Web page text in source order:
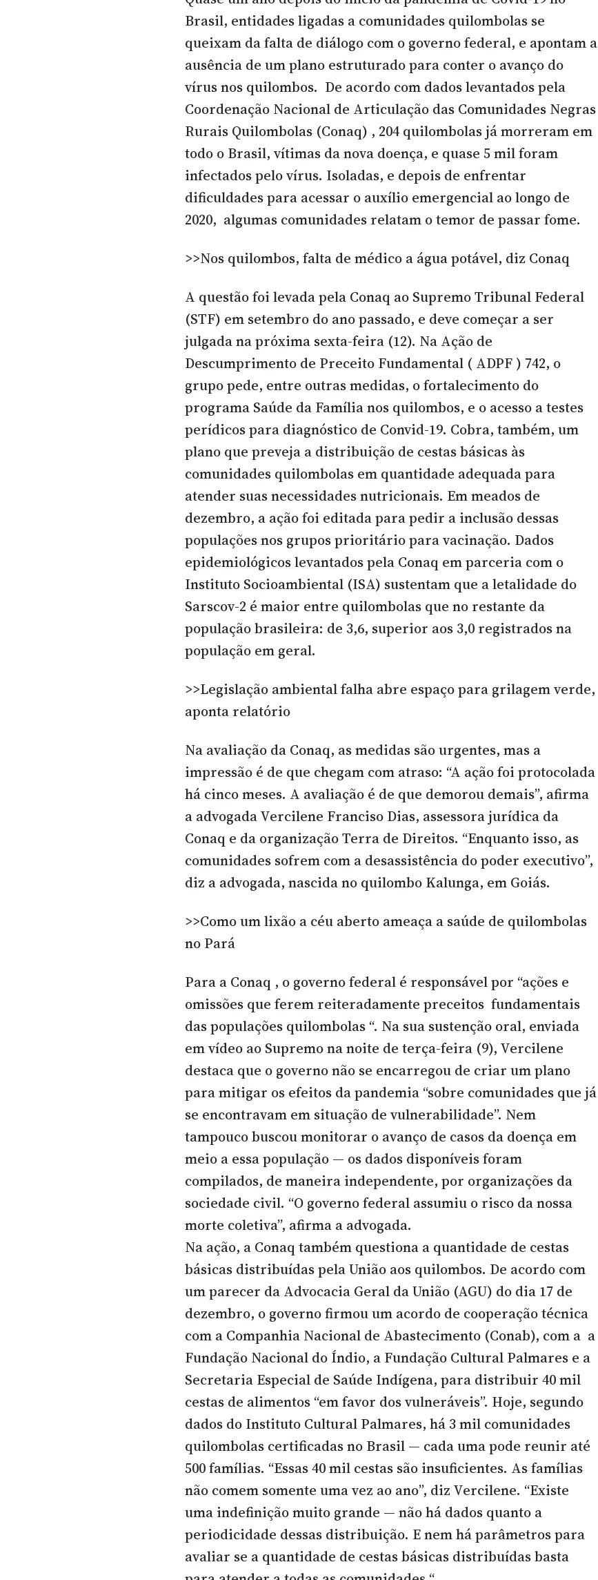
Brasil, entidades ligadas a comunidades quilombolas se
queixam da falta de diálogo com o governo federal, e apontam a
ausência de um plano estruturado para conter o avanço do
vírus nos quilombos. De acordo com dados levantados pela
Coordenação Nacional de Articulação das Comunidades Negras
Rurais Quilombolas (Conaq) , 204 quilombolas já morreram em
todo o Brasil, vítimas da nova doença, e quase 5 mil foram
infectados pelo vírus. Isoladas, e depois de enfrentar
dificuldades para acessar o auxílio emergencial ao longo de
2020, algumas comunidades relatam o temor de passar fome.
>>Nos quilombos, falta de médico a água potável, diz Conaq
A questão foi levada pela Conaq ao Supremo Tribunal Federal
(STF) em setembro do ano passado, e deve começar a ser
julgada na próxima sexta-feira (12). Na Ação de
Descumprimento de Preceito Fundamental ( ADPF ) 742, o
grupo pede, entre outras medidas, o fortalecimento do
programa Saúde da Família nos quilombos, e o acesso a testes
perídicos para diagnóstico de Convid-19. Cobra, também, um
plano que preveja a distribuição de cestas básicas às
comunidades quilombolas em quantidade adequada para
atender suas necessidades nutricionais. Em meados de
dezembro, a ação foi editada para pedir a inclusão dessas
populações nos grupos prioritário para vacinação. Dados
epidemiológicos levantados pela Conaq em parceria com o
Instituto Socioambiental (ISA) sustentam que a letalidade do
Sarscov-2 é maior entre quilombolas que no restante da
população brasileira: de 3,6, superior aos 3,0 registrados na
população em geral.
>>Legislação ambiental falha abre espaço para grilagem verde,
aponta relatório
Na avaliação da Conaq, as medidas são urgentes, mas a
impressão é de que chegam com atraso: “A ação foi protocolada
há cinco meses. A avaliação é de que demorou demais”, afirma
a advogada Vercilene Franciso Dias, assessora jurídica da
Conaq e da organização Terra de Direitos. “Enquanto isso, as
comunidades sofrem com a desassistência do poder executivo”,
diz a advogada, nascida no quilombo Kalunga, em Goiás.
>>Como um lixão a céu aberto ameaça a saúde de quilombolas
no Pará
Para a Conaq , o governo federal é responsável por “ações e
omissões que ferem reiteradamente preceitos fundamentais
das populações quilombolas “. Na sua sustenção oral, enviada
em vídeo ao Supremo na noite de terça-feira (9), Vercilene
destaca que o governo não se encarregou de criar um plano
para mitigar os efeitos da pandemia “sobre comunidades que já
se encontravam em situação de vulnerabilidade”. Nem
tampouco buscou monitorar o avanço de casos da doença em
meio a essa população — os dados disponíveis foram
compilados, de maneira independente, por organizações da
sociedade civil. “O governo federal assumiu o risco da nossa
morte coletiva”, afirma a advogada.
Na ação, a Conaq também questiona a quantidade de cestas
básicas distribuídas pela União aos quilombos. De acordo com
um parecer da Advocacia Geral da União (AGU) do dia 17 de
dezembro, o governo firmou um acordo de cooperação técnica
com a Companhia Nacional de Abastecimento (Conab), com a a
Fundação Nacional do Índio, a Fundação Cultural Palmares e a
Secretaria Especial de Saúde Indígena, para distribuir 40 mil
cestas de alimentos “em favor dos vulneráveis”. Hoje, segundo
dados do Instituto Cultural Palmares, há 3 mil comunidades
quilombolas certificadas no Brasil — cada uma pode reunir até
500 famílias. “Essas 40 mil cestas são insuficientes. As famílias
não comem somente uma vez ao ano”, diz Vercilene. “Existe
uma indefinição muito grande — não há dados quanto a
periodicidade dessas distribuição. E nem há parâmetros para
avaliar se a quantidade de cestas básicas distribuídas basta